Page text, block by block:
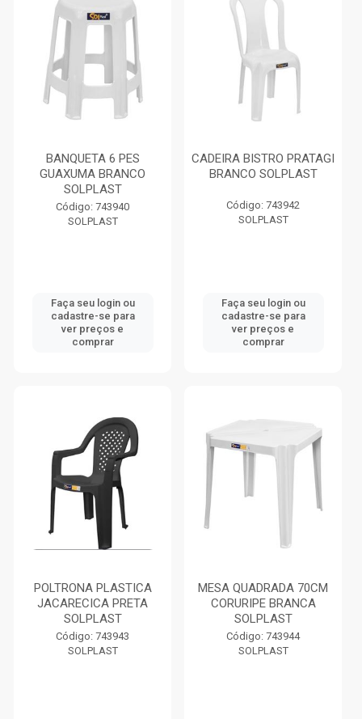
BANQUETA 6 PES
GUAXUMA BRANCO
SOLPLAST
Código: 743940
SOLPLAST
Faça seu login ou
cadastre-se para
ver preços e
comprar
CADEIRA BISTRO PRATAGI
BRANCO SOLPLAST
Código: 743942
SOLPLAST
Faça seu login ou
cadastre-se para
ver preços e
comprar
POLTRONA PLASTICA
JACARECICA PRETA
SOLPLAST
Código: 743943
SOLPLAST
MESA QUADRADA 70CM
CORURIPE BRANCA
SOLPLAST
Código: 743944
SOLPLAST